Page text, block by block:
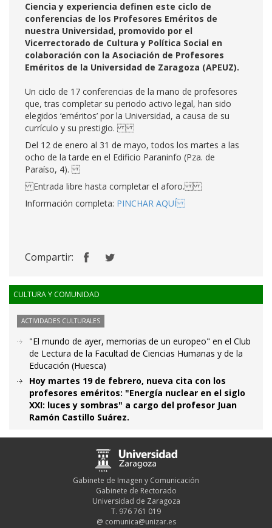
Ciencia y experiencia definen este ciclo de
conferencias de los Profesores Eméritos de
nuestra Universidad, promovido por el
Vicerrectorado de Cultura y Política Social en
colaboración con la Asociación de Profesores
Eméritos de la Universidad de Zaragoza (APEUZ).
Un ciclo de 17 conferencias de la mano de profesores
que, tras completar su periodo activo legal, han sido
elegidos ‘eméritos’ por la Universidad, a causa de su
currículo y su prestigio.
Del 12 de enero al 31 de mayo, todos los martes a las
ocho de la tarde en el Edificio Paraninfo (Pza. de
Paraíso, 4).
Entrada libre hasta completar el aforo.
Información completa: PINCHAR AQUÍ
Compartir:
CULTURA Y COMUNIDAD
ACTIVIDADES CULTURALES
"El mundo de ayer, memorias de un europeo" en el Club
de Lectura de la Facultad de Ciencias Humanas y de la
Educación (Huesca)
Hoy martes 19 de febrero, nueva cita con los
profesores eméritos: "Energía nuclear en el siglo
XXI: luces y sombras" a cargo del profesor Juan
Ramón Castillo Suárez.
Gabinete de Imagen y Comunicación
Gabinete de Rectorado
Universidad de Zaragoza
T. 976 761 019
@ comunica@unizar.es